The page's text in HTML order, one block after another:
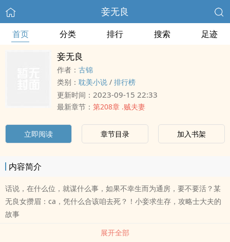
妾无良
首页 分类 排行 搜索 足迹
妾无良
作者： 古锦
类别： 耽美小说 / 排行榜
更新时间： 2023-09-15 22:33
最新章节： 第208章 .贼夫妻
立即阅读 章节目录 加入书架
内容简介
话说，在什么位，就谋什么事，如果不幸生而为通房，要不要活？某
无良女攒眉：ca，凭什么合该咱去死？！小妾求生存，攻略士大夫的
故事
展开全部